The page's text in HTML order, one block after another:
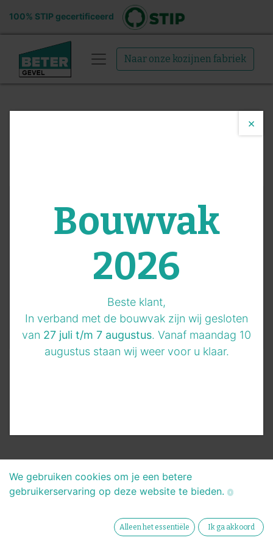
100% STIP gecertificeerd
Naar onze kozijnen fabriek
Wilt u iets aanpassen?
Kozijnen, kozijn kleuren, gevel diktes, rachels,
en wateraansluitingen kunt u uiteraard
aanpassen in het opmerkingen veld.
×
Bouwvak
2026
Beste klant,
In verband met de bouwvak zijn wij gesloten
van 27 juli t/m 7 augustus. Vanaf maandag 10
augustus staan wij weer voor u klaar.
We gebruiken cookies om je een betere
gebruikerservaring op deze website te bieden.
Alleen het essentiële Ik ga akkoord